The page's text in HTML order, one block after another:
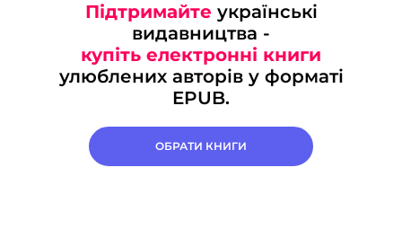
Підтримайте українські
видавництва -
купіть електронні книги
улюблених авторів у форматі
EPUB.
ОБРАТИ КНИГИ